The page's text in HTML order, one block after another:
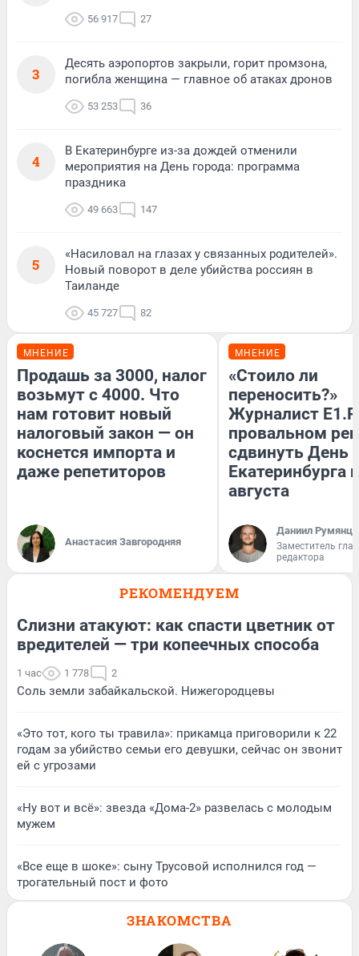
56 917 27
3
Десять аэропортов закрыли, горит промзона,
погибла женщина — главное об атаках дронов
53 253 36
4
В Екатеринбурге из-за дождей отменили
мероприятия на День города: программа
праздника
49 663 147
5
«Насиловал на глазах у связанных родителей».
Новый поворот в деле убийства россиян в
Таиланде
45 727 82
МНЕНИЕ
Продашь за 3000, налог
возьмут с 4000. Что
нам готовит новый
налоговый закон — он
коснется импорта и
даже репетиторов
Анастасия Завгородняя
МНЕНИЕ
«Стоило ли
переносить?»
Журналист
провальном
сдвинуть День
Екатеринбурга
августа
Даниил
Заместитель
редактора
РЕКОМЕНДУЕМ
Слизни атакуют: как спасти цветник от
вредителей — три копеечных способа
1 час 1 778 2
Соль земли забайкальской. Нижегородцевы
«Это тот, кого ты травила»: прикамца приговорили к 22
годам за убийство семьи его девушки, сейчас он звонит
ей с угрозами
«Ну вот и всё»: звезда «Дома-2» развелась с молодым
мужем
«Все еще в шоке»: сыну Трусовой исполнился год —
трогательный пост и фото
ЗНАКОМСТВА